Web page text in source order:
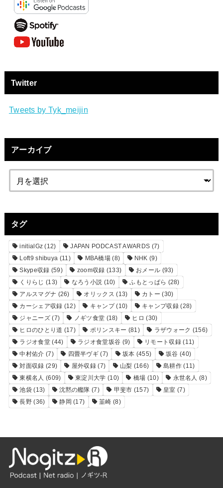
Twitter
Tweets by Tyk_meijin
アーカイブ
タグ
initialGz (12) JAPAN PODCAST AWARDS (7)
Loft9 shibuya (11) MBA橋場 (8) NHK (9)
Skype収録 (59) zoom収録 (133) おメール (93)
くりらじ (13) なろう小説 (10) ふもとっぱら (28)
アルスマグナ (26) オリックス (13) カトー (30)
カーシェア収録 (12) キャンプ(10) キャンプ収録(28)
ジャニーズ(7) ノギツ食堂 (18) ヒロ (30)
ヒロのひとり道 (17) ポリンスキー (81) ラザウォーク (156)
ラジオ食堂(44) ラジオ食堂坂谷 (9) リモート収録(11)
中村佑介 (7) 四畳半ヴギ (7) 坂本 (455) 坂谷 (40)
対面収録 (29) 屋外収録 (7) 山梨 (166) 島耕作(11)
東横名人 (609) 東淀川大学 (10) 橋場 (10) 永世名人 (8)
池袋 (13) 沈黙の艦隊 (7) 甲斐市 (157) 皇室 (7)
長野 (36) 静岡 (17) 韮崎 (8)